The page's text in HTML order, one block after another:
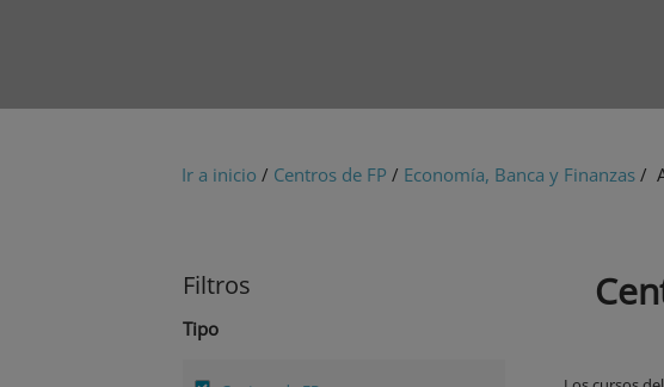
Ir a inicio / Centros de FP / Economía, Banca y Finanzas /
Filtros
Tipo